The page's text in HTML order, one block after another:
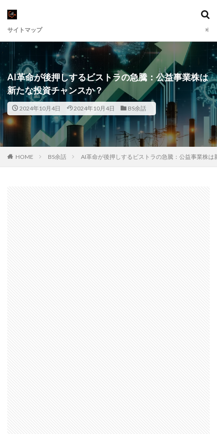
サイトマップ
AI革命が後押しするビストラの急騰：公益事業株は
新たな投資チャンスか？
2024年10月4日 2024年10月4日 BS余話
HOME BS余話 AI革命が後押しするビストラの急騰：公益事業株は